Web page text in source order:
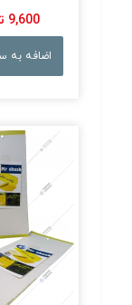
9,600 تومان
اضافه به